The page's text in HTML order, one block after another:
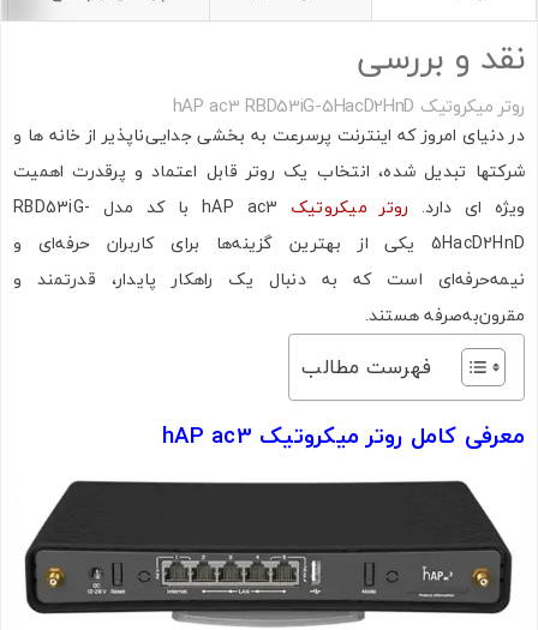
نقد و بررسی
روتر میکروتیک hAP ac3 RBD53iG-5HacD2HnD
در دنیای امروز که اینترنت پرسرعت به بخشی جدایی‌ناپذیر از خانه‌ ها و
شرکتها تبدیل شده، انتخاب یک روتر قابل اعتماد و پرقدرت اهمیت
ویژه‌ ای دارد. روتر میکروتیک
hAP ac3 با کد مدل RBD53iG-
5HacD2HnD یکی از بهترین گزینه‌ها برای کاربران حرفه‌ای و
نیمه‌حرفه‌ای است که به دنبال یک راهکار پایدار، قدرتمند و
مقرون‌به‌صرفه هستند.
فهرست مطالب
معرفی کامل روتر میکروتیک hAP ac3